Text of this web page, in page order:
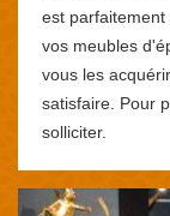
est
vos meubles
vous les
satisfaire. Pour
solliciter.